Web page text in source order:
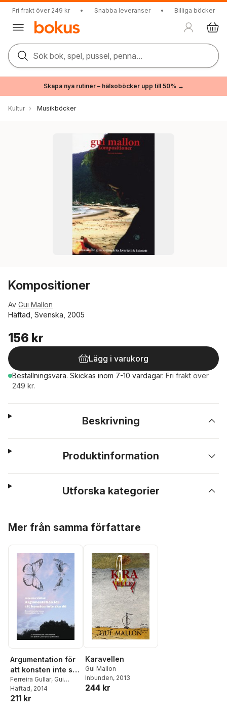
Fri frakt över 249 kr • Snabba leveranser • Billiga böcker
Sök bok, spel, pussel, penna...
Skapa nya rutiner – hälsoböcker upp till 50% →
Kultur Musikböcker
Kompositioner
Av Gui Mallon
Häftad, Svenska, 2005
156 kr
Lägg i varukorg
Beställningsvara. Skickas inom 7-10 vardagar. Fri frakt över
249 kr.
Beskrivning
Produktinformation
Utforska kategorier
Mer från samma författare
Argumentation för
att konsten inte ska
dö
Ferreira Gullar, Gui
Mallon
Häftad, 2014
211 kr
Karavellen
Gui Mallon
Inbunden, 2013
244 kr